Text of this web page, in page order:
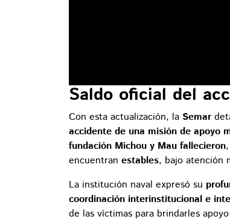
Saldo oficial del
Con esta actualización, la Semar
accidente de una misión de apoyo
fundación Michou y Mau fallecieron
encuentran estables, bajo atención
La institución naval expresó su
coordinación interinstitucional e
de las víctimas para brindarles